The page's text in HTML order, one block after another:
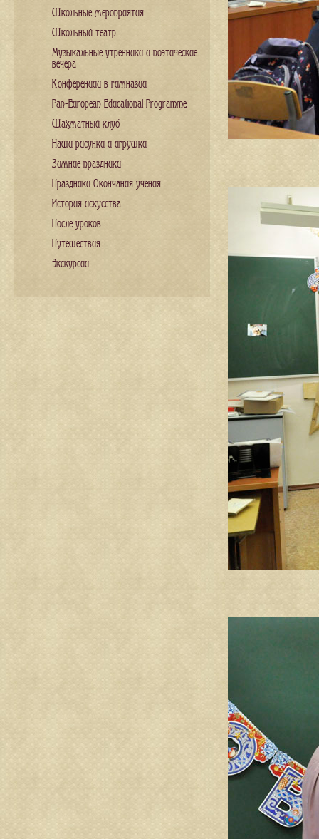
Школьные мероприятия
Школьный театр
Музыкальные утренники и поэтические
вечера
Конференции в гимназии
Pan-European Educational Programme
Шахматный клуб
Наши рисунки и игрушки
Зимние праздники
Праздники Окончания учения
История искусства
После уроков
Путешествия
Экскурсии